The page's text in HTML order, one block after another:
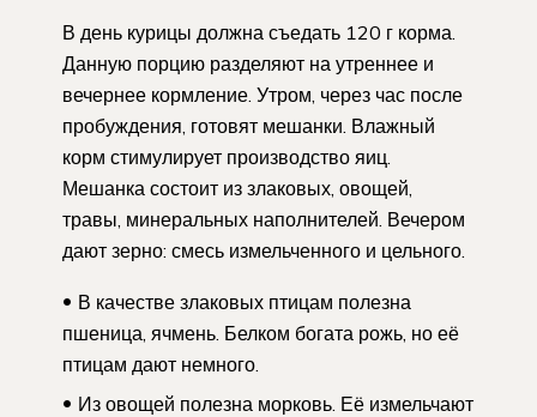
В день курицы должна съедать 120 г корма.
Данную порцию разделяют на утреннее и
вечернее кормление. Утром, через час после
пробуждения, готовят мешанки. Влажный
корм стимулирует производство яиц.
Мешанка состоит из злаковых, овощей,
травы, минеральных наполнителей. Вечером
дают зерно: смесь измельченного и цельного.
В качестве злаковых птицам полезна
пшеница, ячмень. Белком богата рожь, но её
птицам дают немного.
Из овощей полезна морковь. Её измельчают